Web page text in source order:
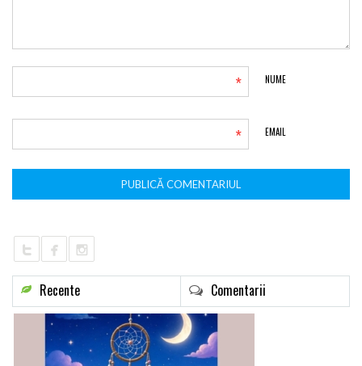
NUME
*
EMAIL
*
Recente Comentarii